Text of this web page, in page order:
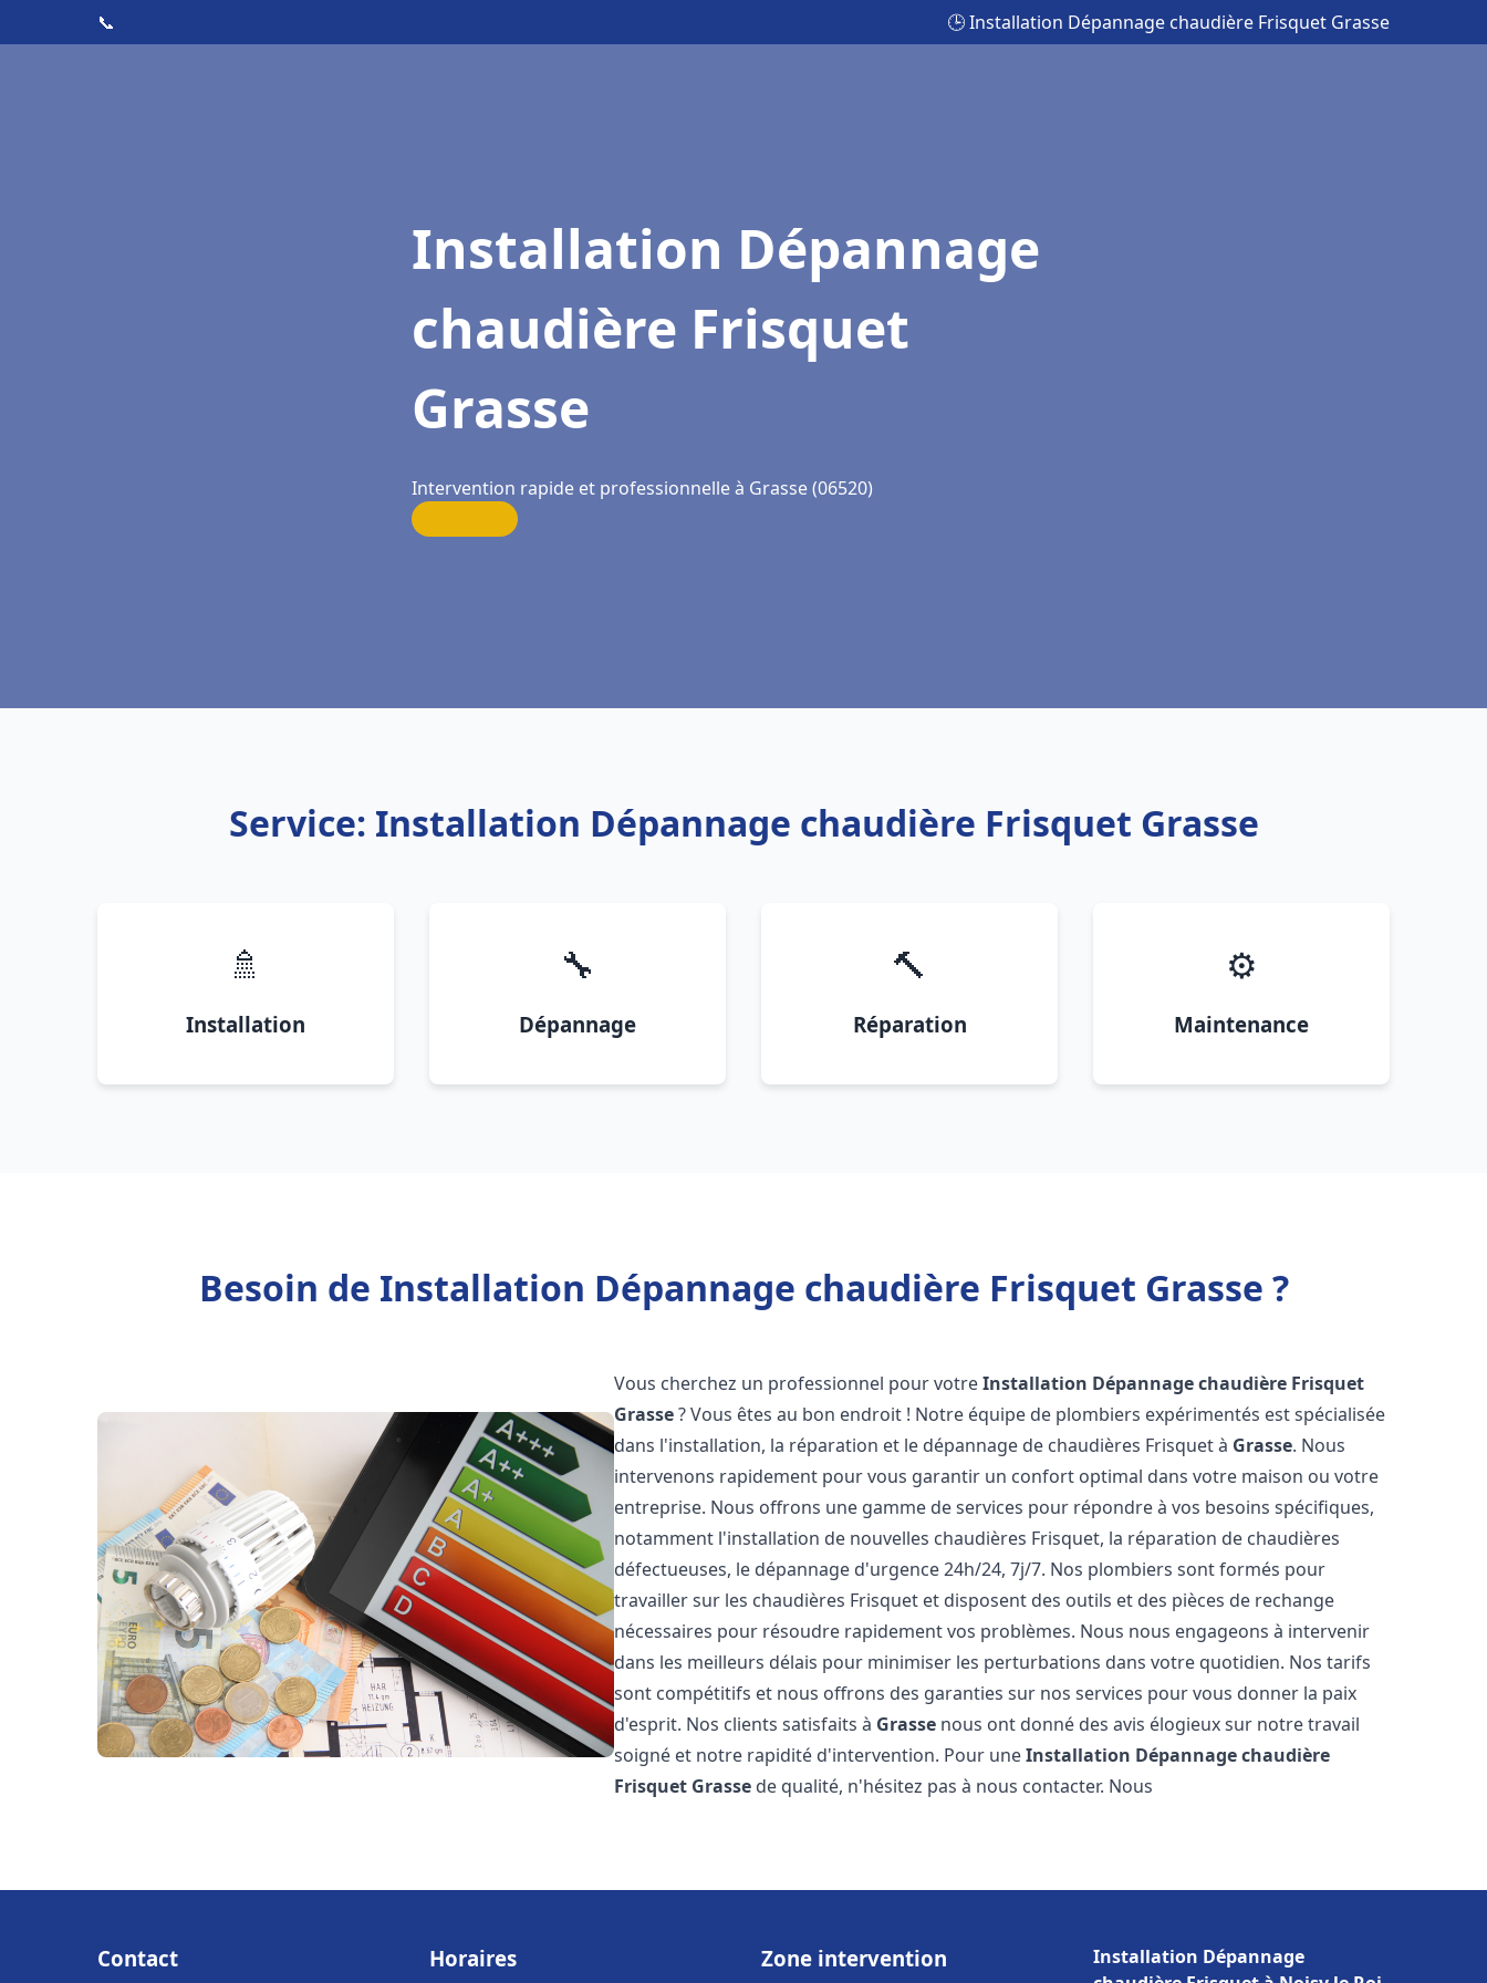
📞 🕒 Installation Dépannage chaudière Frisquet Grasse
Installation Dépannage
chaudière Frisquet
Grasse
Intervention rapide et professionnelle à Grasse (06520)
Service: Installation Dépannage chaudière Frisquet Grasse
🚿
Installation
🔧
Dépannage
🔨
Réparation
⚙️
Maintenance
Besoin de Installation Dépannage chaudière Frisquet Grasse ?
Vous cherchez un professionnel pour votreInstallation Dépannage chaudière Frisquet
Grasse? Vous êtes au bon endroit ! Notre équipe de plombiers expérimentés est spécialisée
dans l'installation, la réparation et le dépannage de chaudières Frisquet à Grasse. Nous
intervenons rapidement pour vous garantir un confort optimal dans votre maison ou votre
entreprise. Nous offrons une gamme de services pour répondre à vos besoins spécifiques,
notamment l'installation de nouvelles chaudières Frisquet, la réparation de chaudières
défectueuses, le dépannage d'urgence 24h/24, 7j/7. Nos plombiers sont formés pour
travailler sur les chaudières Frisquet et disposent des outils et des pièces de rechange
nécessaires pour résoudre rapidement vos problèmes. Nous nous engageons à intervenir
dans les meilleurs délais pour minimiser les perturbations dans votre quotidien. Nos tarifs
sont compétitifs et nous offrons des garanties sur nos services pour vous donner la paix
d'esprit. Nos clients satisfaits à Grasse nous ont donné des avis élogieux sur notre travail
soigné et notre rapidité d'intervention. Pour uneInstallation Dépannage chaudière
Frisquet Grasse de qualité, n'hésitez pas à nous contacter. Nous
Contact Horaires Zone intervention
Installation Dépannage